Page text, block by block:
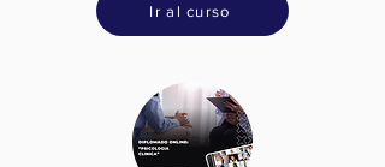
Ir al curso